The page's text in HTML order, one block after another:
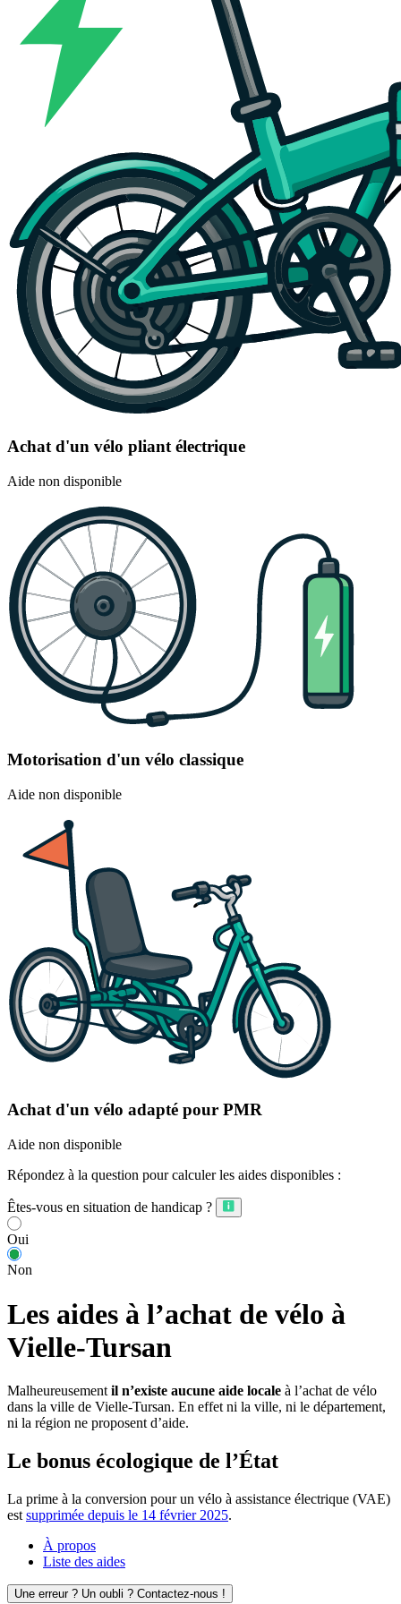
Achat d'un vélo pliant électrique
Aide non disponible
Motorisation d'un vélo classique
Aide non disponible
Achat d'un vélo adapté pour PMR
Aide non disponible
Répondez à la question pour calculer les aides disponibles :
Êtes-vous en situation de handicap ?
Oui
Non
Les aides à l’achat de vélo à
Vielle-Tursan
Malheureusement il n’existe aucune aide locale à l’achat de vélo
dans la ville de Vielle-Tursan. En effet ni la ville, ni le département,
ni la région ne proposent d’aide.
Le bonus écologique de l’État
La prime à la conversion pour un vélo à assistance électrique (VAE)
est supprimée depuis le 14 février 2025.
À propos
Liste des aides
Une erreur ? Un oubli ? Contactez-nous !